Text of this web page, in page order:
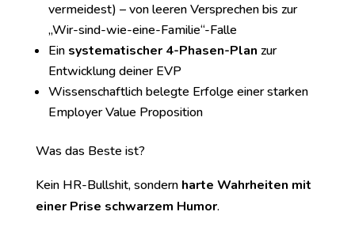
vermeidest) – von leeren Versprechen bis zur
„Wir-sind-wie-eine-Familie“-Falle
Ein systematischer 4-Phasen-Plan zur
Entwicklung deiner EVP
Wissenschaftlich belegte Erfolge einer starken
Employer Value Proposition
Was das Beste ist?
Kein HR-Bullshit, sondern harte Wahrheiten mit
einer Prise schwarzem Humor.